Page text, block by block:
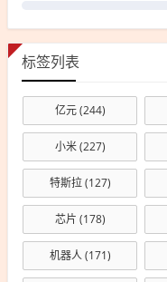
标签列表
亿元(244)
小米(227)
特斯拉(127)
芯片 (178)
机器人(171)